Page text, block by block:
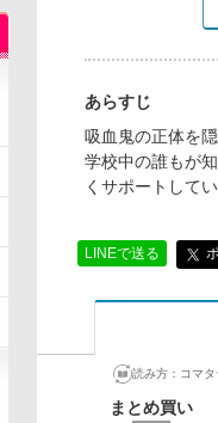
あらすじ
吸血鬼の正体を
学校中の誰もが
くサポートしてい
LINEで送る
読み方： コマ
まとめ買い